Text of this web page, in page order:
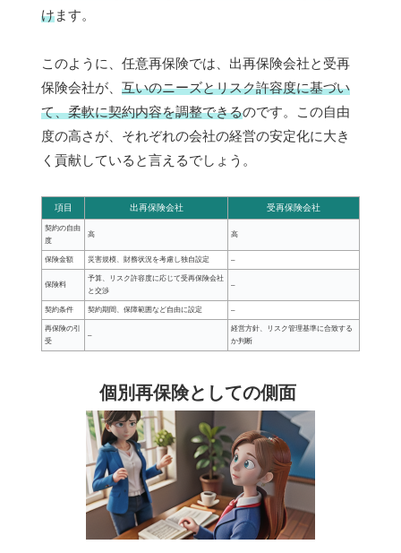
けます。
このように、任意再保険では、出再保険会社と受再
保険会社が、 互いのニーズとリスク許容度に基づい
て、柔軟に契約内容を調整できるのです。この自由
度の高さが、それぞれの会社の経営の安定化に大き
く貢献していると言えるでしょう。
項目 出再保険会社 受再保険会社
契約の自由
度
高 高
保険金額 災害規模、財務状況を考慮し独自設定 –
保険料
予算、リスク許容度に応じて受再保険会社
と交渉
–
契約条件 契約期間、保障範囲など自由に設定 –
再保険の引
受
–
経営方針、リスク管理基準に合致する
か判断
個別再保険としての側面